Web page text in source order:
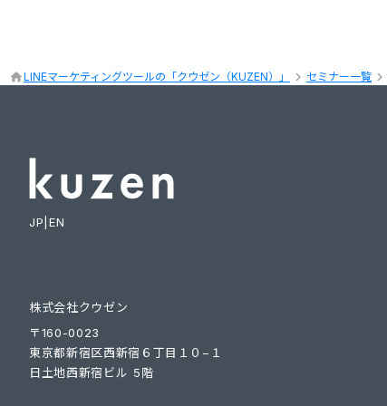
homeLINEマーケティングツールの「クウゼン（KUZEN）」 keyboard_arrow_right セミナー一覧 keyboard_arrow_right
JP EN
株式会社クウゼン
〒160-0023
東京都新宿区西新宿６丁目１０−１
日土地西新宿ビル 5階